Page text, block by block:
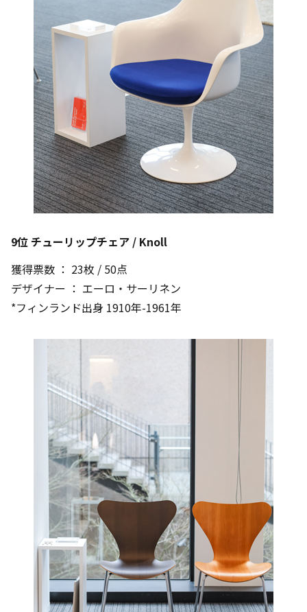
9位 チューリップチェア / Knoll
獲得票数 ： 23枚 / 50点
デザイナー ： エーロ・サーリネン
*フィンランド出身 1910年-1961年